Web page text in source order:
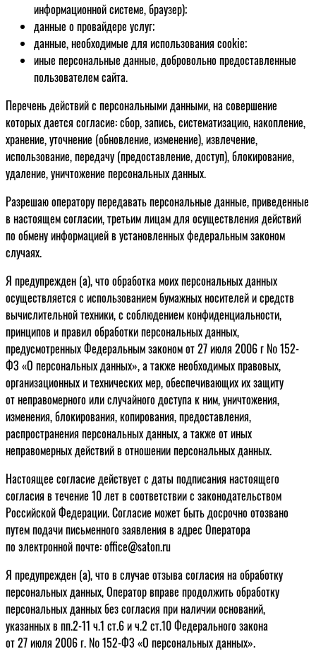
информационной системе, браузер);
данные о провайдере услуг;
данные, необходимые для использования cookie;
иные персональные данные, добровольно предоставленные
пользователем сайта.
Перечень действий с персональными данными, на совершение
которых дается согласие: сбор, запись, систематизацию, накопление,
хранение, уточнение (обновление, изменение), извлечение,
использование, передачу (предоставление, доступ), блокирование,
удаление, уничтожение персональных данных.
Разрешаю оператору передавать персональные данные, приведенные
в настоящем согласии, третьим лицам для осуществления действий
по обмену информацией в установленных федеральным законом
случаях.
Я предупрежден (а), что обработка моих персональных данных
осуществляется с использованием бумажных носителей и средств
вычислительной техники, с соблюдением конфиденциальности,
принципов и правил обработки персональных данных,
предусмотренных Федеральным законом от 27 июля 2006 г № 152-
ФЗ «О персональных данных», а также необходимых правовых,
организационных и технических мер, обеспечивающих их защиту
от неправомерного или случайного доступа к ним, уничтожения,
изменения, блокирования, копирования, предоставления,
распространения персональных данных, а также от иных
неправомерных действий в отношении персональных данных.
Настоящее согласие действует с даты подписания настоящего
согласия в течение 10 лет в соответствии с законодательством
Российской Федерации. Согласие может быть досрочно отозвано
путем подачи письменного заявления в адрес Оператора
по электронной почте: office@saton.ru
Я предупрежден (а), что в случае отзыва согласия на обработку
персональных данных, Оператор вправе продолжить обработку
персональных данных без согласия при наличии оснований,
указанных в пп.2-11 ч.1 ст.6 и ч.2 ст.10 Федерального закона
от 27 июля 2006 г. № 152-ФЗ «О персональных данных».